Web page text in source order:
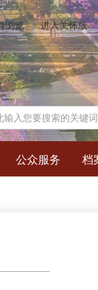
浏览 丨 进入关怀版
公众服务 档